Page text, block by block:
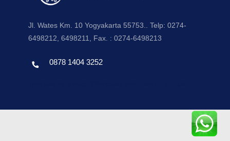
Jl. Wates Km. 10 Yogyakarta 55753.. Telp: 0274-
6498212, 6498211, Fax. : 0274-6498213
0878 1404 3252